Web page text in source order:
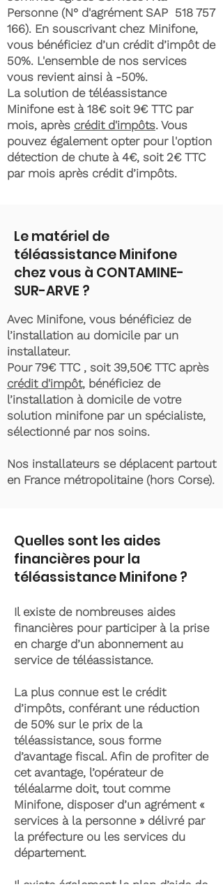
Personne (N° d'agrément SAP 518 757
166). En souscrivant chez Minifone,
vous bénéficiez d’un crédit d’impôt de
50%. L'ensemble de nos services
vous revient ainsi à -50%.
La solution de téléassistance
Minifone est à 18€ soit 9€ TTC par
mois, après crédit d'impôts. Vous
pouvez également opter pour l'option
détection de chute à 4€, soit 2€ TTC
par mois après crédit d’impôts.
Le matériel de
téléassistance Minifone
chez vous à CONTAMINE-
SUR-ARVE ?
Avec Minifone, vous bénéficiez de
l’installation au domicile par un
installateur.
Pour 79€ TTC , soit 39,50€ TTC après
crédit d'impôt, bénéficiez de
l’installation à domicile de votre
solution minifone par un spécialiste,
sélectionné par nos soins.
Nos installateurs se déplacent partout
en France métropolitaine (hors Corse).
Quelles sont les aides
financières pour la
téléassistance Minifone ?
Il existe de nombreuses aides
financières pour participer à la prise
en charge d’un abonnement au
service de téléassistance.
La plus connue est le crédit
d’impôts, conférant une réduction
de 50% sur le prix de la
téléassistance, sous forme
d’avantage fiscal. Afin de profiter de
cet avantage, l’opérateur de
téléalarme doit, tout comme
Minifone, disposer d’un agrément «
services à la personne » délivré par
la préfecture ou les services du
département.
Il existe également le plan d’aide de